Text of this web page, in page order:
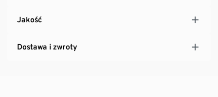
Jakość
Dostawa i zwroty